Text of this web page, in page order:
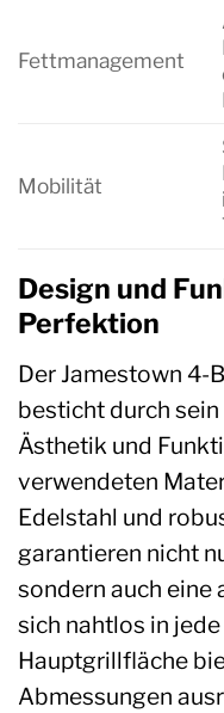
Fettmanagement
Mobilität
Design und
Perfektion
Der Jamestown 4-
besticht durch
Ästhetik und
verwendeten
Edelstahl und
garantieren nicht
sondern auch eine
sich nahtlos in
Hauptgrillfläche
Abmessungen